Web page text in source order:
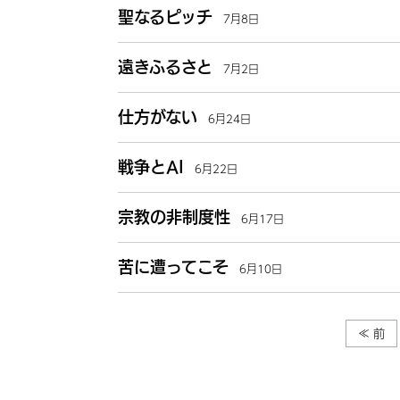
聖なるピッチ 7月8日
遠きふるさと 7月2日
仕方がない 6月24日
戦争とAI 6月22日
宗教の非制度性 6月17日
苦に遭ってこそ 6月10日
≪ 前